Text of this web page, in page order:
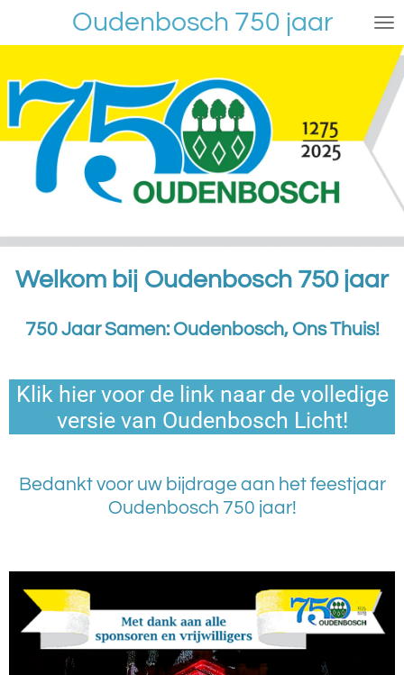
de
hoofdinhoud
Oudenbosch 750 jaar
Welkom bij Oudenbosch 750 jaar
750 Jaar Samen: Oudenbosch, Ons Thuis!
Klik hier voor de link naar de volledige
versie van Oudenbosch Licht!
Bedankt voor uw bijdrage aan het feestjaar
Oudenbosch 750 jaar!